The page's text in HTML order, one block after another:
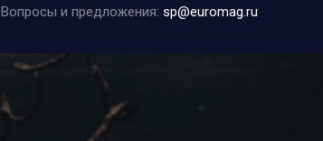
Вопросы и предложения: sp@euromag.ru